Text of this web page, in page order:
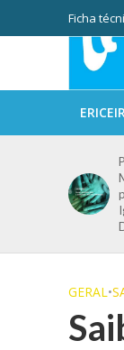
Ficha
GERAL•